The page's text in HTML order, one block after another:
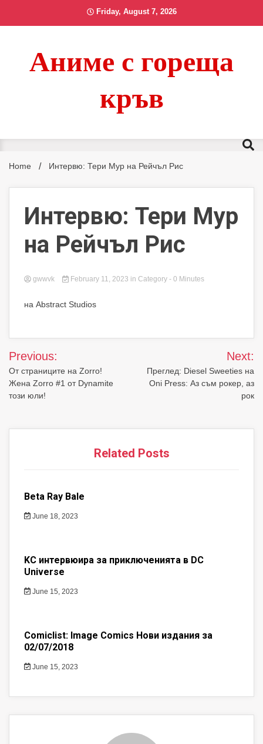
Friday, August 7, 2026
Аниме с гореща
кръв
Home Интервю: Тери Мур на Рейчъл Рис
Интервю: Тери Мур
на Рейчъл Рис
gwwvk February 11, 2023 in Category - 0 Minutes
на Abstract Studios
Post
navigation
Previous:
От страниците на Zorro!
Жена Zorro #1 от Dynamite
този юли!
Next:
Преглед: Diesel Sweeties на
Oni Press: Аз съм рокер, аз
рок
Related Posts
Beta Ray Bale
June 18, 2023
KC интервюира за приключенията в DC
Universe
June 15, 2023
Comiclist: Image Comics Нови издания за
02/07/2018
June 15, 2023